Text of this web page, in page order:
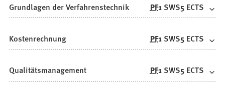
Grundlagen der Verfahrenstechnik PF1 SWS5 ECTS
Kostenrechnung PF1 SWS5 ECTS
Qualitätsmanagement PF1 SWS5 ECTS